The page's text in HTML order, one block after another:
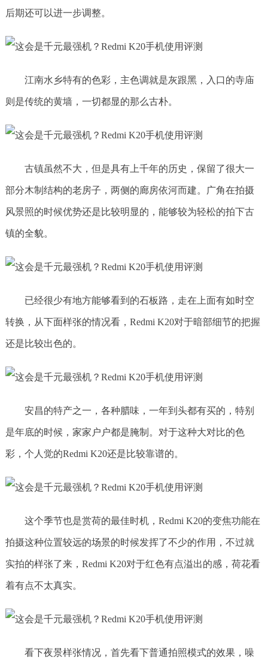
后期还可以进一步调整。
江南水乡特有的色彩，主色调就是灰跟黑，入口的寺庙
则是传统的黄墙，一切都显的那么古朴。
古镇虽然不大，但是具有上千年的历史，保留了很大一
部分木制结构的老房子，两侧的廊房依河而建。广角在拍摄
风景照的时候优势还是比较明显的，能够较为轻松的拍下古
镇的全貌。
已经很少有地方能够看到的石板路，走在上面有如时空
转换，从下面样张的情况看，Redmi K20对于暗部细节的把握
还是比较出色的。
安昌的特产之一，各种腊味，一年到头都有买的，特别
是年底的时候，家家户户都是腌制。对于这种大对比的色
彩，个人觉的Redmi K20还是比较靠谱的。
这个季节也是赏荷的最佳时机，Redmi K20的变焦功能在
拍摄这种位置较远的场景的时候发挥了不少的作用，不过就
实拍的样张了来，Redmi K20对于红色有点溢出的感，荷花看
着有点不太真实。
看下夜景样张情况，首先看下普通拍照模式的效果，噪